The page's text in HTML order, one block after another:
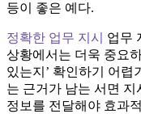
등이 좋은 예다.
정확한 업무 지시 업무
상황에서는 더욱 중요
있는지’ 확인하기 어
는 근거가 남는 서면
정보를 전달해야 효과